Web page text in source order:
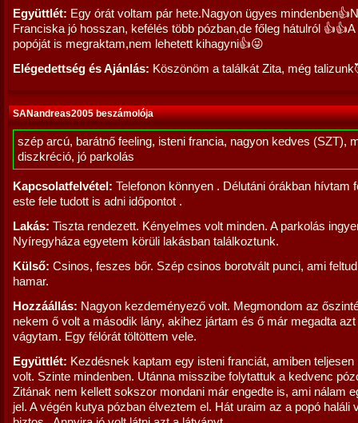
Együttlét: Egy órát voltam pár hete.Nagyon ügyes
Franciska jó hosszan, kefélés több pózban,de főleg hátulról 👍👍A
popóját is megraktam,nem lehetett kihagyni👍😜
Elégedettség és Ajánlás: Köszönöm a találkát Zita, még
SANandreas2005 beszámolója
szép arcú, barátnő feeling, isteni francia, nagyon kedves (SZT),
diszkréció, jó parkolás
Kapcsolatfelvétel: Telefonon könnyen . Délutáni órákban hívtam
este fele tudott is adni időpontot .
Lakás: Tiszta rendezett. Kényelmes volt minden. A parkolás
Nyíregyháza egyetem körüli lakásban találkoztunk.
Külső: Csinos, feszes bőr. Szép csinos borotvált punci, ami
hamar.
Hozzáállás: Nagyon kezdeményező volt. Megmondom az
nekem ő volt a második lány, akihez jártam és ő már megadta
vágytam. Egy félórát töltöttem vele.
Együttlét: Kezdésnek kaptam egy isteni franciát, amiben teljesen
volt. Szinte mindenben. Utánna misszibe folytattuk a kedvenc
Zitának nem kellett sokszor mondani már engedte is, ami nálam
jel. A végén kutya pózban élveztem el. Hát uraim az a popó haláli